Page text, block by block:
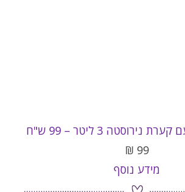
3 ליטר – 99 ש"ח
99
₪
מידע נוסף